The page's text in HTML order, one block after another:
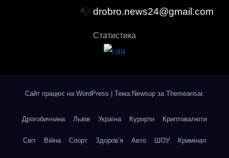
📭 drobro.news24@gmail.com
Статистика
Сайт працює на WordPress | Тема:Newsup за Themeansar.
Дрогобиччина Львів Україна Курорти Криптовалюти
Світ Війна Спорт Здоров’я Авто ШОУ Кримінал